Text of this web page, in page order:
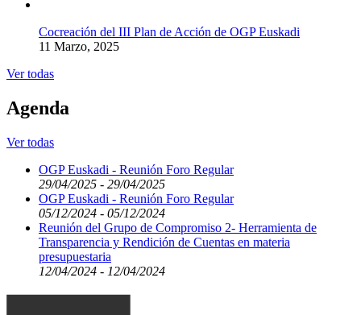
Cocreación del III Plan de Acción de OGP Euskadi
11 Marzo, 2025
Ver todas
Agenda
Ver todas
OGP Euskadi - Reunión Foro Regular
29/04/2025 - 29/04/2025
OGP Euskadi - Reunión Foro Regular
05/12/2024 - 05/12/2024
Reunión del Grupo de Compromiso 2- Herramienta de
Transparencia y Rendición de Cuentas en materia
presupuestaria
12/04/2024 - 12/04/2024